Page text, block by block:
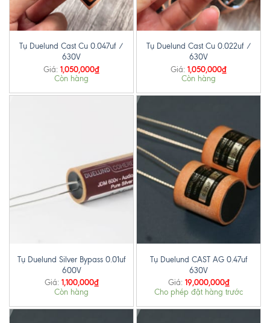
Tụ Duelund Cast Cu 0.047uf /
630V
Giá: 1,050,000₫
Còn hàng
Tụ Duelund Cast Cu 0.022uf /
630V
Giá: 1,050,000₫
Còn hàng
Tụ Duelund Silver Bypass 0.01uf
600V
Giá: 1,100,000₫
Còn hàng
Tụ Duelund CAST AG 0.47uf
630V
Giá: 19,000,000₫
Cho phép đặt hàng trước